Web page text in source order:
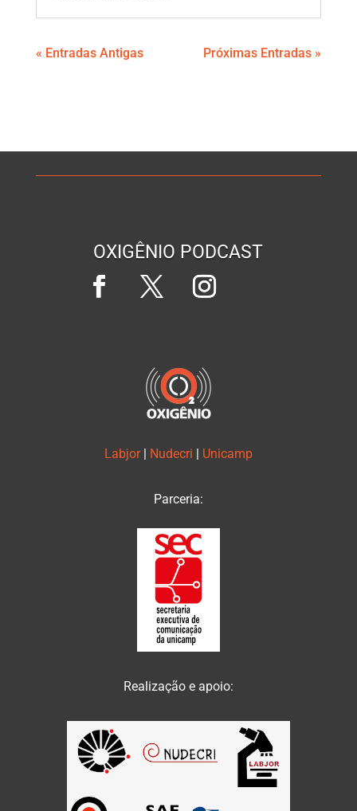
« Entradas Antigas Próximas Entradas »
OXIGÊNIO PODCAST
Labjor | Nudecri | Unicamp
Parceria:
Realização e apoio: